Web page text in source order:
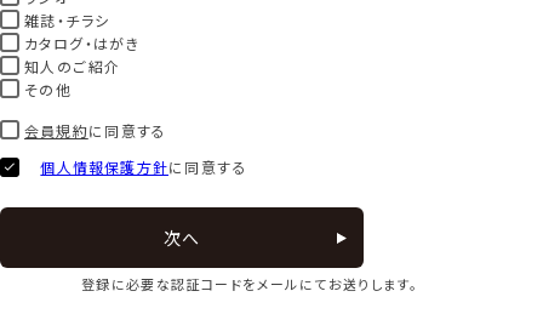
雑誌・チラシ
カタログ・はがき
知人のご紹介
その他
会員規約に同意する
個人情報保護方針に同意する
次へ
登録に必要な認証コードをメールにてお送りします。